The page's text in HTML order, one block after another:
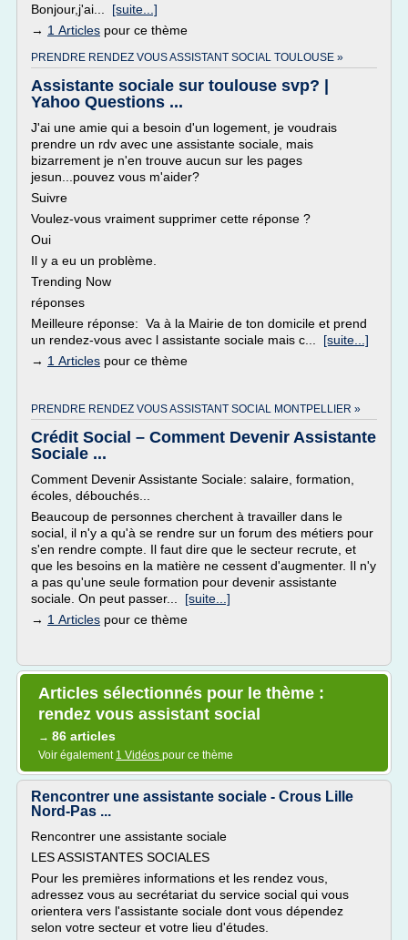
Bonjour,j'ai... [suite...]
→ 1 Articles pour ce thème
PRENDRE RENDEZ VOUS ASSISTANT SOCIAL TOULOUSE »
Assistante sociale sur toulouse svp? |
Yahoo Questions ...
J'ai une amie qui a besoin d'un logement, je voudrais
prendre un rdv avec une assistante sociale, mais
bizarrement je n'en trouve aucun sur les pages
jesun...pouvez vous m'aider?
Suivre
Voulez-vous vraiment supprimer cette réponse ?
Oui
Il y a eu un problème.
Trending Now
réponses
Meilleure réponse: Va à la Mairie de ton domicile et prend
un rendez-vous avec l assistante sociale mais c... [suite...]
→ 1 Articles pour ce thème
PRENDRE RENDEZ VOUS ASSISTANT SOCIAL MONTPELLIER »
Crédit Social – Comment Devenir Assistante
Sociale ...
Comment Devenir Assistante Sociale: salaire, formation,
écoles, débouchés...
Beaucoup de personnes cherchent à travailler dans le
social, il n'y a qu'à se rendre sur un forum des métiers pour
s'en rendre compte. Il faut dire que le secteur recrute, et
que les besoins en la matière ne cessent d'augmenter. Il n'y
a pas qu'une seule formation pour devenir assistante
sociale. On peut passer... [suite...]
→ 1 Articles pour ce thème
Articles sélectionnés pour le thème :
rendez vous assistant social
→ 86 articles
Voir également 1 Vidéos pour ce thème
Rencontrer une assistante sociale - Crous Lille
Nord-Pas ...
Rencontrer une assistante sociale
LES ASSISTANTES SOCIALES
Pour les premières informations et les rendez vous,
adressez vous au secrétariat du service social qui vous
orientera vers l'assistante sociale dont vous dépendez
selon votre secteur et votre lieu d'études.